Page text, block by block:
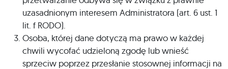
uzasadnionym interesem Administratora (art. 6 ust. 1
lit. f RODO).
Osoba, której dane dotyczą ma prawo w każdej
chwili wycofać udzieloną zgodę lub wnieść
sprzeciw poprzez przesłanie stosownej informacji na